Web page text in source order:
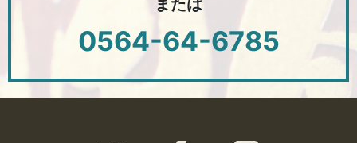
0564-64-6785